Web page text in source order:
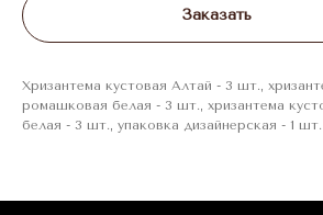
Заказать
Хризантема кустовая Алтай - 3 шт.,
ромашковая белая - 3 шт., хризантема
белая - 3 шт., упаковка дизайнерская - 1 шт.